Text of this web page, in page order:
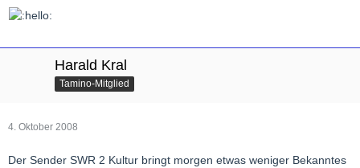
Harald Kral
Tamino-Mitglied
4. Oktober 2008
Der Sender SWR 2 Kultur bringt morgen etwas weniger Bekanntes